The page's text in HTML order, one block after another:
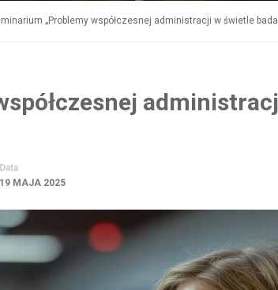
„Problemy współczesnej administracji w świetle
Data
19 MAJA 2025